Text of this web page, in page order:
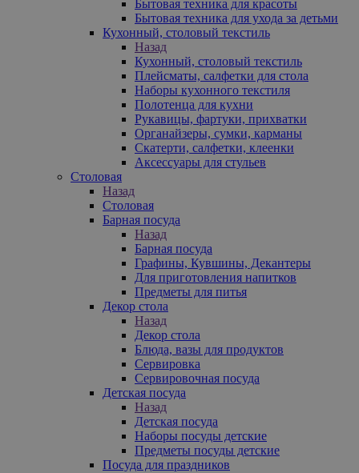
Бытовая техника для красоты
Бытовая техника для ухода за детьми
Кухонный, столовый текстиль
Назад
Кухонный, столовый текстиль
Плейсматы, салфетки для стола
Наборы кухонного текстиля
Полотенца для кухни
Рукавицы, фартуки, прихватки
Органайзеры, сумки, карманы
Скатерти, салфетки, клеенки
Аксессуары для стульев
Столовая
Назад
Столовая
Барная посуда
Назад
Барная посуда
Графины, Кувшины, Декантеры
Для приготовления напитков
Предметы для питья
Декор стола
Назад
Декор стола
Блюда, вазы для продуктов
Сервировка
Сервировочная посуда
Детская посуда
Назад
Детская посуда
Наборы посуды детские
Предметы посуды детские
Посуда для праздников